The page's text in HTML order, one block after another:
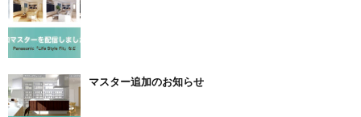
マスター追加のお知らせ